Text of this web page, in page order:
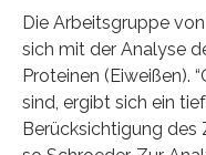
Die Arbeitsgruppe
sich mit der Analyse
Proteinen (Eiweißen).
sind, ergibt sich ein
Berücksichtigung des